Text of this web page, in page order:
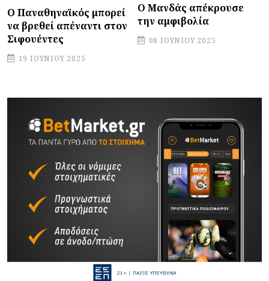
Ο Παναθηναϊκός μπορεί
να βρεθεί απέναντι στον
Σιφουέντες
19 ΙΟΥΝΊΟΥ 2025
Ο Μανδάς απέκρουσε
την αμφιβολία
08 ΙΟΥΝΊΟΥ 2025